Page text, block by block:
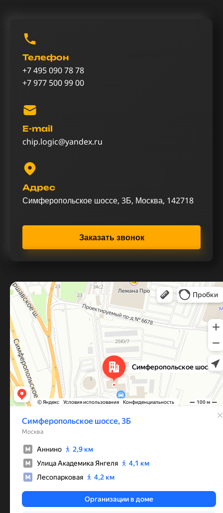
Телефон
+7 495 090 78 78
+7 977 500 99 00
E-mail
chip.logic@yandex.ru
Адрес
Симферопольское шоссе, 3Б, Москва, 142718
Заказать звонок